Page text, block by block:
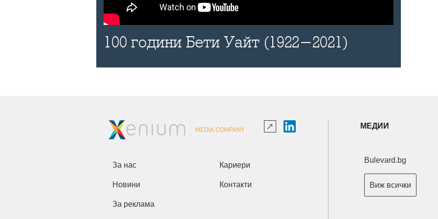
100 години Бети Уайт (1922-2021)
За нас Кариери
Новини Контакти
За реклама
МЕДИИ
Bulevard.bg
Виж всички